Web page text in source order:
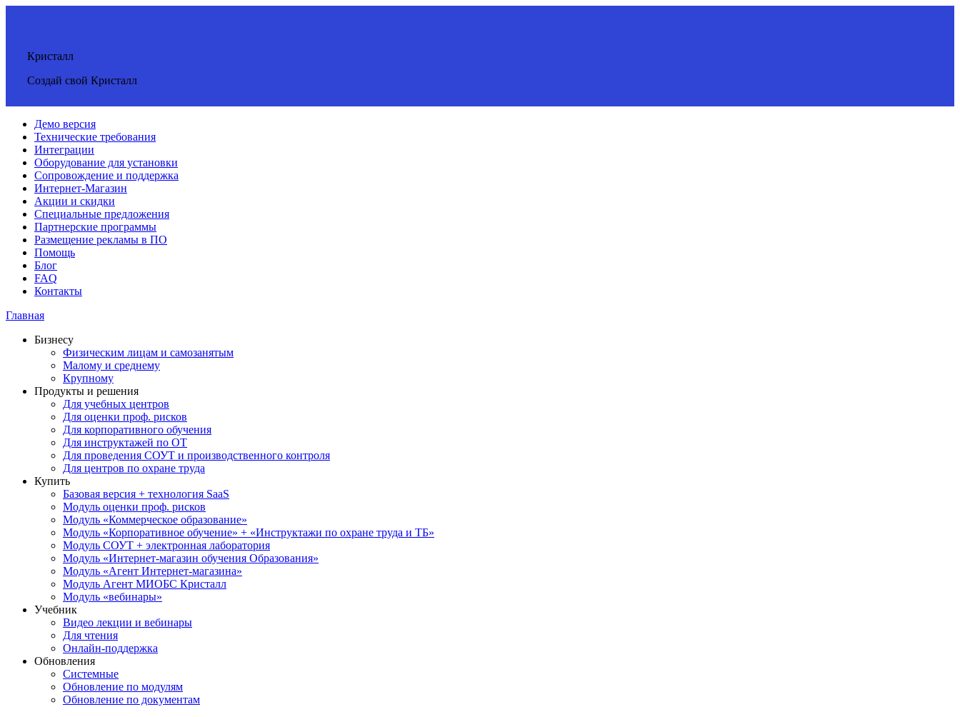
Кристалл
Создай свой Кристалл
Демо версия
Технические требования
Интеграции
Оборудование для установки
Сопровождение и поддержка
Интернет-Магазин
Акции и скидки
Специальные предложения
Партнерские программы
Размещение рекламы в ПО
Помощь
Блог
FAQ
Контакты
Главная
Бизнесу
Физическим лицам и самозанятым
Малому и среднему
Крупному
Продукты и решения
Для учебных центров
Для оценки проф. рисков
Для корпоративного обучения
Для инструктажей по ОТ
Для проведения СОУТ и производственного контроля
Для центров по охране труда
Купить
Базовая версия + технология SaaS
Модуль оценки проф. рисков
Модуль «Коммерческое образование»
Модуль «Корпоративное обучение» + «Инструктажи по охране труда и ТБ»
Модуль СОУТ + электронная лаборатория
Модуль «Интернет-магазин обучения Образования»
Модуль «Агент Интернет-магазина»
Модуль Агент МИОБС Кристалл
Модуль «вебинары»
Учебник
Видео лекции и вебинары
Для чтения
Онлайн-поддержка
Обновления
Системные
Обновление по модулям
Обновление по документам